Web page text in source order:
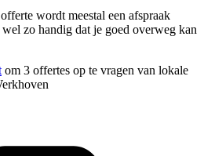
wordt meestal een afspraak
zo handig dat je goed overweg kan
om 3 offertes op te vragen van lokale